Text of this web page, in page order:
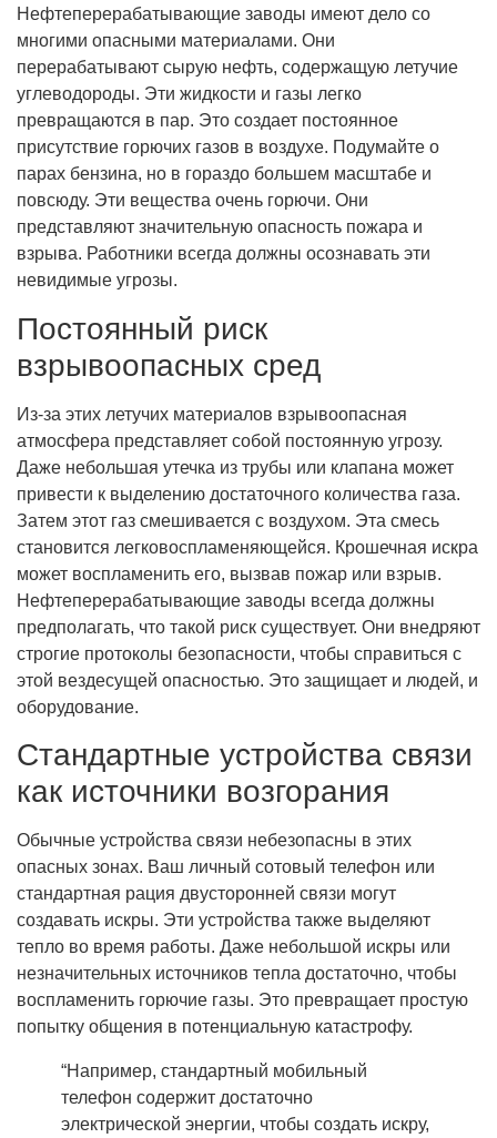
Нефтеперерабатывающие заводы имеют дело со
многими опасными материалами. Они
перерабатывают сырую нефть, содержащую летучие
углеводороды. Эти жидкости и газы легко
превращаются в пар. Это создает постоянное
присутствие горючих газов в воздухе. Подумайте о
парах бензина, но в гораздо большем масштабе и
повсюду. Эти вещества очень горючи. Они
представляют значительную опасность пожара и
взрыва. Работники всегда должны осознавать эти
невидимые угрозы.
Постоянный риск
взрывоопасных сред
Из-за этих летучих материалов взрывоопасная
атмосфера представляет собой постоянную угрозу.
Даже небольшая утечка из трубы или клапана может
привести к выделению достаточного количества газа.
Затем этот газ смешивается с воздухом. Эта смесь
становится легковоспламеняющейся. Крошечная искра
может воспламенить его, вызвав пожар или взрыв.
Нефтеперерабатывающие заводы всегда должны
предполагать, что такой риск существует. Они внедряют
строгие протоколы безопасности, чтобы справиться с
этой вездесущей опасностью. Это защищает и людей, и
оборудование.
Стандартные устройства связи
как источники возгорания
Обычные устройства связи небезопасны в этих
опасных зонах. Ваш личный сотовый телефон или
стандартная рация двусторонней связи могут
создавать искры. Эти устройства также выделяют
тепло во время работы. Даже небольшой искры или
незначительных источников тепла достаточно, чтобы
воспламенить горючие газы. Это превращает простую
попытку общения в потенциальную катастрофу.
“Например, стандартный мобильный
телефон содержит достаточно
электрической энергии, чтобы создать искру,